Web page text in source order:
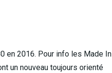
en 2016. Pour info les Made In
un nouveau toujours orienté